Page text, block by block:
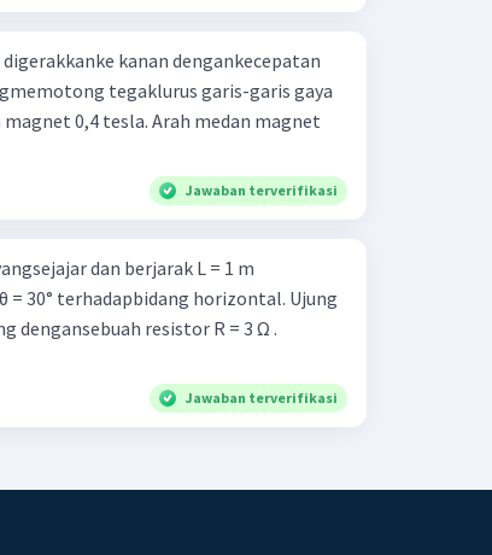
kanan dengankecepatan
tegaklurus garis-garis gaya
0,4 tesla. Arah medan magnet
Jawaban terverifikasi
dan berjarak L = 1 m
= 30° terhadapbidang horizontal. Ujung
dengansebuah resistor R = 3 Ω .
Jawaban terverifikasi